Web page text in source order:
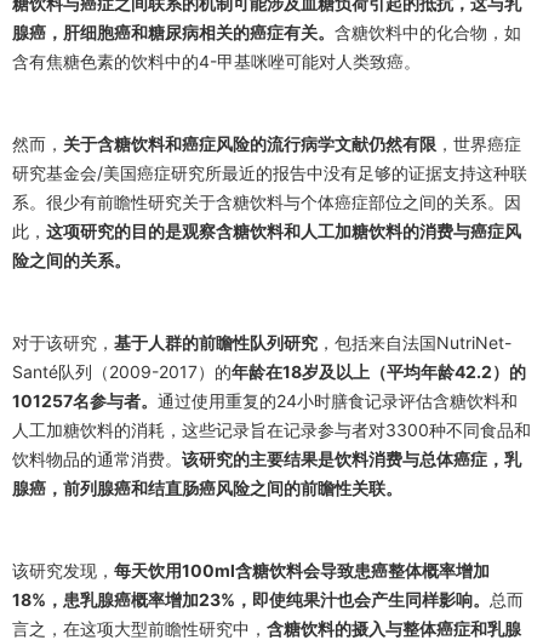
腺癌，肝细胞癌和糖尿病相关的癌症有关。 含糖饮料中的化合物，如
含有焦糖色素的饮料中的4-甲基咪唑可能对人类致癌。
然而， 关于含糖饮料和癌症风险的流行病学文献仍然有限 ，世界癌症
研究基金会/美国癌症研究所最近的报告中没有足够的证据支持这种联
系。很少有前瞻性研究关于含糖饮料与个体癌症部位之间的关系。因
此， 这项研究的目的是观察含糖饮料和人工加糖饮料的消费与癌症风
险之间的关系。
对于该研究， 基于人群的前瞻性队列研究 ， 包括来自法国NutriNet-
Santé队列（2009-2017）的年龄在18岁及以上（平均年龄42.2）的
101257名参与者。 通过使用重复的24小时膳食记录评估含糖饮料和
人工加糖饮料的消耗，这些记录旨在记录参与者对3300种不同食品和
饮料物品的通常消费。 该研究的主要结果是饮料消费与总体癌症，乳
腺癌，前列腺癌和结直肠癌风险之间的前瞻性关联。
该研究发现， 每天饮用100ml含糖饮料会导致患癌整体概率增加
18%，患乳腺癌概率增加23%，即使纯果汁也会产生同样影响。 总而
言之，在这项大型前瞻性研究中， 含糖饮料的摄入与整体癌症和乳腺